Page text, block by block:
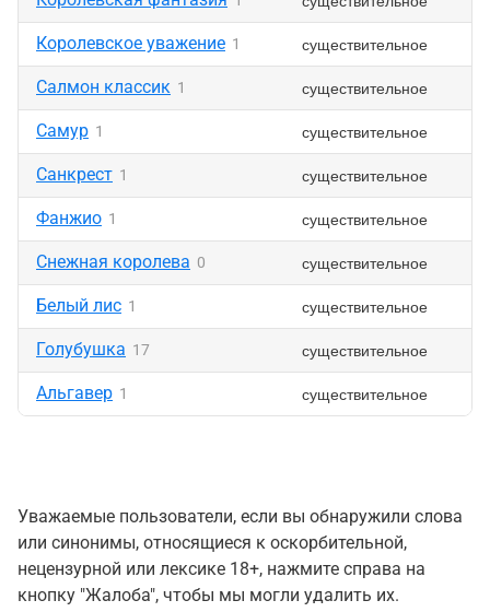
Королевское уважение 1 существительное
Салмон классик 1 существительное
Самур 1 существительное
Санкрест 1 существительное
Фанжио 1 существительное
Снежная королева 0 существительное
Белый лис 1 существительное
Голубушка 17 существительное
Альгавер 1 существительное
Уважаемые пользователи, если вы обнаружили слова
или синонимы, относящиеся к оскорбительной,
нецензурной или лексике 18+, нажмите справа на
кнопку "Жалоба", чтобы мы могли удалить их.